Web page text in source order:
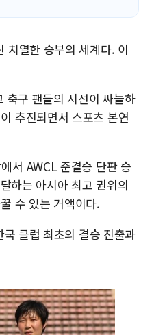
치열한 승부의 세계다. 이
축구 팬들의 시선이 싸늘하
추진되면서 스포츠 본연
서 AWCL 준결승 단판 승
하는 아시아 최고 권위의
수 있는 거액이다.
클럽 최초의 결승 진출과